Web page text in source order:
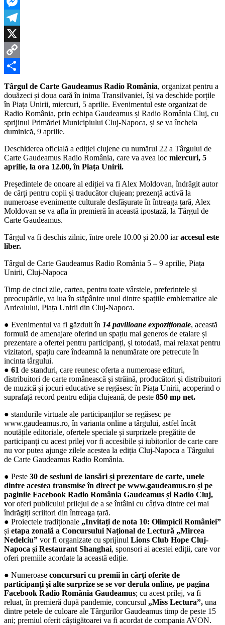
Messenger
Telegram
X
Copy
Link
Partajează
Târgul de Carte Gaudeamus Radio România, organizat pentru a
douăzeci și doua oară în inima Transilvaniei, își va deschide porțile
în Piața Unirii, miercuri, 5 aprilie. Evenimentul este organizat de
Radio România, prin echipa Gaudeamus și Radio România Cluj, cu
sprijinul Primăriei Municipiului Cluj-Napoca, și se va încheia
duminică, 9 aprilie.
Deschiderea oficială a ediției clujene cu numărul 22 a Târgului de
Carte Gaudeamus Radio România, care va avea loc miercuri, 5
aprilie, la ora 12.00, în Piața Unirii.
Președintele de onoare al ediției va fi Alex Moldovan, îndrăgit autor
de cărți pentru copii și traducător clujean; prezență activă la
numeroase evenimente culturale desfășurate în întreaga țară, Alex
Moldovan se va afla în premieră în această ipostază, la Târgul de
Carte Gaudeamus.
Târgul va fi deschis zilnic, între orele 10.00 și 20.00 iaraccesul este
liber.
Târgul de Carte Gaudeamus Radio România 5 – 9 aprilie, Piața
Unirii, Cluj-Napoca
Timp de cinci zile, cartea, pentru toate vârstele, preferințele și
preocupările, va lua în stăpânire unul dintre spațiile emblematice ale
Ardealului, Piața Unirii din Cluj-Napoca.
● Evenimentul va fi găzduit în 14 pavilioane expoziționale, această
formulă de amenajare oferind un spațiu mai generos de etalare și
prezentare a ofertei pentru participanți, și totodată, mai relaxat pentru
vizitatori, spațiu care îndeamnă la nenumărate ore petrecute în
incinta târgului.
● 61 de standuri, care reunesc oferta a numeroase edituri,
distribuitori de carte românească și străină, producători și distribuitori
de muzică și jocuri educative se regăsesc în Piața Unirii, acoperind o
suprafață record pentru ediția clujeană, de peste 850 mp net.
● standurile virtuale ale participanților se regăsesc pe
www.gaudeamus.ro, în varianta online a târgului, astfel încât
noutățile editoriale, ofertele speciale și surprizele pregătite de
participanți cu acest prilej vor fi accesibile și iubitorilor de carte care
nu vor putea ajunge zilele acestea la ediția Cluj-Napoca a Târgului
de Carte Gaudeamus Radio România.
● Peste 30 de sesiuni de lansări și prezentare de carte, unele
dintre acestea transmise în direct pe www.gaudeamus.ro și pe
paginile Facebook Radio România Gaudeamus și Radio Cluj,
vor oferi publicului prilejul de a se întâlni cu câțiva dintre cei mai
îndrăgiți scriitori din întreaga țară.
● Proiectele tradiționale „Invitați de nota 10: Olimpicii României”
și etapa zonală a Concursului Național de Lectură „Mircea
Nedelciu” vor fi organizate cu sprijinul Lions Club Hope Cluj-
Napoca și Restaurant Shanghai, sponsori ai acestei ediții, care vor
oferi premiile acordate la această ediție.
● Numeroase concursuri cu premii în cărți oferite de
participanți și alte surprize se se vor derula online, pe pagina
Facebook Radio România Gaudeamus; cu acest prilej, va fi
reluat, în premieră după pandemie, concursul „Miss Lectura”, una
dintre petele de culoare ale Târgurilor Gaudeamus timp de peste 15
ani; premiul oferit câștigătoarei va fi acordat de compania AVON.